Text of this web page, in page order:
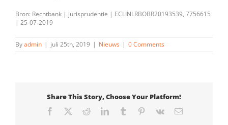
Bron: Rechtbank | jurisprudentie | ECLINLRBOBR20193539, 7756615
| 25-07-2019
Byadmin | juli 25th, 2019 | Nieuws | 0 Comments
Share This Story, Choose Your Platform!
Facebook RedditLinkedInTumblr Pinterest
Vk Email